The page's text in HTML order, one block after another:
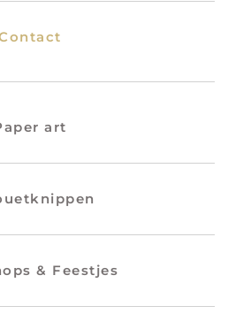
art
& Feestjes